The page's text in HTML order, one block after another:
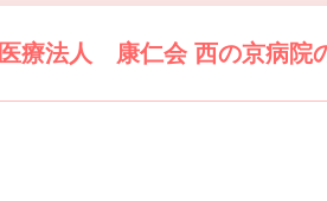
医療法人 康仁会 西の京病院